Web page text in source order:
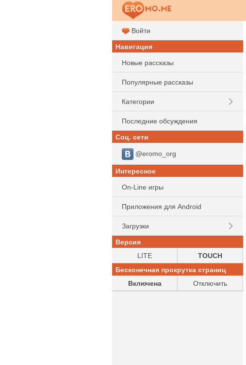
Войти
Навигация
Новые рассказы
Популярные рассказы
Категории
Последние обсуждения
Соц. сети
@eromo_org
Интересное
On-Line игры
Приложения для Android
Загрузки
Версия
LITE
TOUCH
Бесконечная прокрутка страниц
Включена
Отключить